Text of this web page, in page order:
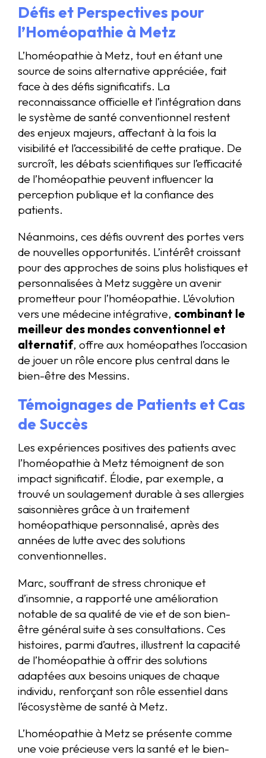
Défis et Perspectives pour
l’Homéopathie à Metz
L’homéopathie à Metz, tout en étant une
source de soins alternative appréciée, fait
face à des défis significatifs. La
reconnaissance officielle et l’intégration dans
le système de santé conventionnel restent
des enjeux majeurs, affectant à la fois la
visibilité et l’accessibilité de cette pratique. De
surcroît, les débats scientifiques sur l’efficacité
de l’homéopathie peuvent influencer la
perception publique et la confiance des
patients.
Néanmoins, ces défis ouvrent des portes vers
de nouvelles opportunités. L’intérêt croissant
pour des approches de soins plus holistiques et
personnalisées à Metz suggère un avenir
prometteur pour l’homéopathie. L’évolution
vers une médecine intégrative, combinant le
meilleur des mondes conventionnel et
alternatif, offre aux homéopathes l’occasion
de jouer un rôle encore plus central dans le
bien-être des Messins.
Témoignages de Patients et Cas
de Succès
Les expériences positives des patients avec
l’homéopathie à Metz témoignent de son
impact significatif. Élodie, par exemple, a
trouvé un soulagement durable à ses allergies
saisonnières grâce à un traitement
homéopathique personnalisé, après des
années de lutte avec des solutions
conventionnelles.
Marc, souffrant de stress chronique et
d’insomnie, a rapporté une amélioration
notable de sa qualité de vie et de son bien-
être général suite à ses consultations. Ces
histoires, parmi d’autres, illustrent la capacité
de l’homéopathie à offrir des solutions
adaptées aux besoins uniques de chaque
individu, renforçant son rôle essentiel dans
l’écosystème de santé à Metz.
L’homéopathie à Metz se présente comme
une voie précieuse vers la santé et le bien-